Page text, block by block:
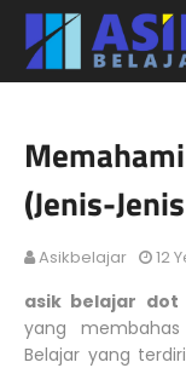
(Jenis-
Asikbelajar 12
asik belajar dot
yang
Belajar yang